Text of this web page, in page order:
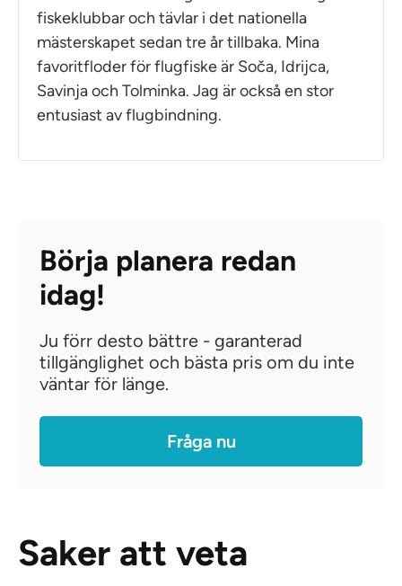
fiskeklubbar och tävlar i det nationella
mästerskapet sedan tre år tillbaka. Mina
favoritfloder för flugfiske är Soča, Idrijca,
Savinja och Tolminka. Jag är också en stor
entusiast av flugbindning.
Börja planera redan
idag!
Ju förr desto bättre - garanterad
tillgänglighet och bästa pris om du inte
väntar för länge.
Fråga nu
Saker att veta